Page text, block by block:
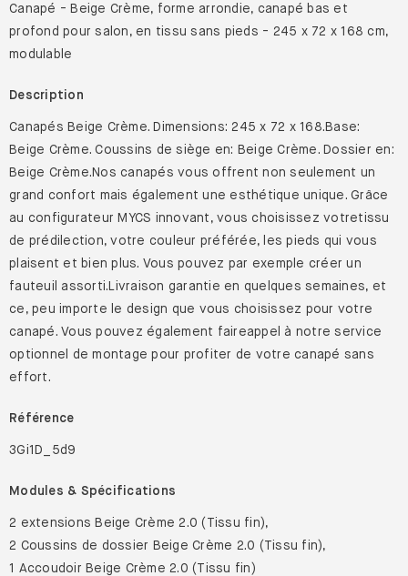
Canapé - Beige Crème, forme arrondie, canapé bas et
profond pour salon, en tissu sans pieds - 245 x 72 x 168 cm,
modulable
Description
Canapés Beige Crème. Dimensions: 245 x 72 x 168.Base:
Beige Crème. Coussins de siège en: Beige Crème. Dossier en:
Beige Crème.Nos canapés vous offrent non seulement un
grand confort mais également une esthétique unique. Grâce
au configurateur MYCS innovant, vous choisissez votretissu
de prédilection, votre couleur préférée, les pieds qui vous
plaisent et bien plus. Vous pouvez par exemple créer un
fauteuil assorti.Livraison garantie en quelques semaines, et
ce, peu importe le design que vous choisissez pour votre
canapé. Vous pouvez également faireappel à notre service
optionnel de montage pour profiter de votre canapé sans
effort.
Référence
3Gi1D_5d9
Modules & Spécifications
2 extensions Beige Crème 2.0 (Tissu fin),
2 Coussins de dossier Beige Crème 2.0 (Tissu fin),
1 Accoudoir Beige Crème 2.0 (Tissu fin)